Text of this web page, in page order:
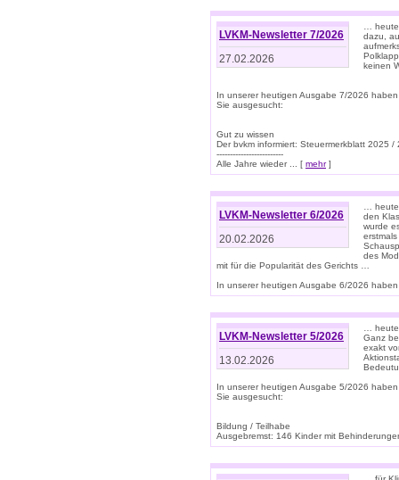
LVKM-Newsletter 7/2026
27.02.2026
…
dazu,
keinen
In unserer heutigen Ausgabe 7/2026
Sie ausgesucht:
Gut zu wissen
Der bvkm informiert: Steuermerkblatt 2025 /
-------------------------
Alle Jahre wieder ... [ mehr]
LVKM-Newsletter 6/2026
20.02.2026
…
den
wurde
des
mit für die Popularität des Gerichts …
In unserer heutigen Ausgabe 6/2026
LVKM-Newsletter 5/2026
13.02.2026
…
Ganz
exakt
In unserer heutigen Ausgabe 5/2026
Sie ausgesucht:
Bildung / Teilhabe
Ausgebremst: 146 Kinder mit